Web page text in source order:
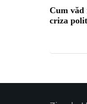
Cum
criza